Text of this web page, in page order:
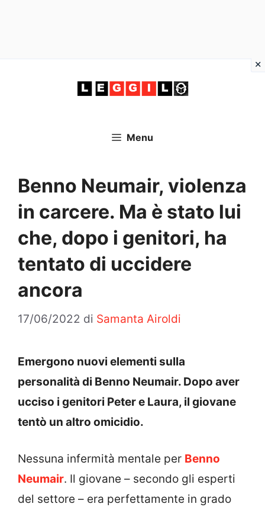
Menu
Benno Neumair, violenza
in carcere. Ma è stato lui
che, dopo i genitori, ha
tentato di uccidere
ancora
17/06/2022 di Samanta Airoldi
Emergono nuovi elementi sulla
personalità di Benno Neumair. Dopo aver
ucciso i genitori Peter e Laura, il giovane
tentò un altro omicidio.
Nessuna infermità mentale per Benno
Neumair. Il giovane – secondo gli esperti
del settore – era perfettamente in grado